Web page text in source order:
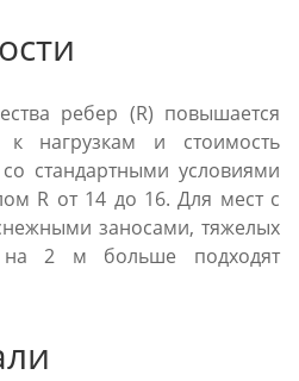
ребер (R) повышается
к нагрузкам и стоимость
стандартными условиями
R от 14 до 16. Для мест с
заносами, тяжелых
2 м больше подходят